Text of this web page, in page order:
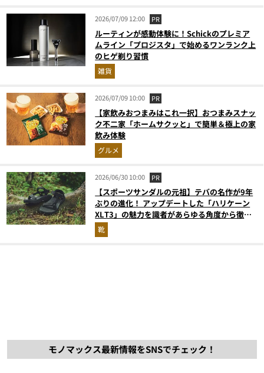
2026/07/09 12:00 PR
ルーティンが感動体験に！Schickのプレミア
ムライン「プロジスタ」で始めるワンランク上
のヒゲ剃り習慣
雑貨
2026/07/09 10:00 PR
【家飲みおつまみはこれ一択】おつまみスナッ
ク不二家「ホームサクッと」で簡単＆極上の家
飲み体験
グルメ
2026/06/30 10:00 PR
【スポーツサンダルの元祖】テバの名作が9年
ぶりの進化！ アップデートした「ハリケーン
XLT3」の魅力を識者があらゆる角度から徹底
解説！
靴
モノマックス最新情報をSNSでチェック！